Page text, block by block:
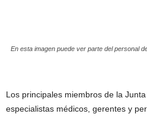
En esta imagen puede ver parte del personal
Los principales miembros de la
especialistas médicos, gerentes y